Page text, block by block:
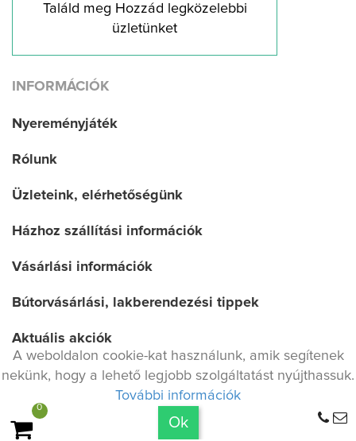
0
A TELJES RENDELÉSRE!
Találd meg Hozzád legközelebbi
üzletünket
INFORMÁCIÓK
Nyereményjáték
Rólunk
Üzleteink, elérhetőségünk
Házhoz szállítási információk
Vásárlási információk
Bútorvásárlási, lakberendezési tippek
Aktuális akciók
Jogi nyilatkozat
Adatvédelmi irányelv
A weboldalon cookie-kat használunk, amik segítenek
nekünk, hogy a lehető legjobb szolgáltatást nyújthassuk.
További információk
Ok